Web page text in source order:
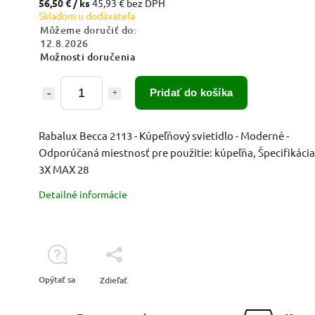
Skladom u dodávateľa
Môžeme doručiť do:
12.8.2026
Možnosti doručenia
Pridať do košíka
Rabalux Becca 2113 - Kúpeľňový svietidlo - Moderné -
Odporúčaná miestnosť pre použitie: kúpeľňa,
3X MAX 28
Detailné informácie
Opýtať sa Zdieľať